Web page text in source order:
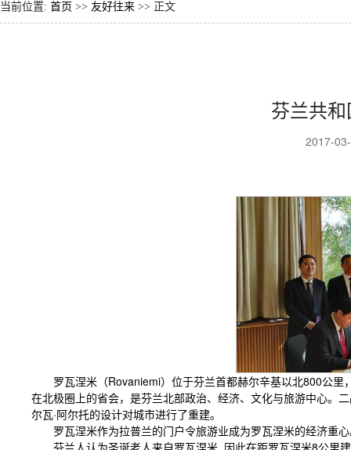
当前位置: 首页 >> 友好往来 >> 正文
芬兰共
2017-
罗瓦涅米（Rovaniemi）位于芬兰首都赫尔辛基以北800公
在北极圈上的省会，是芬兰北部政治、经济、文化与旅游中心。
尔瓦·阿尔托的设计对城市进行了重建。
罗瓦涅米作为拉普兰的门户令旅游业成为罗瓦涅米的经济重
芬兰人认为圣诞老人来自罗瓦涅米, 因此在距罗瓦涅米8公里